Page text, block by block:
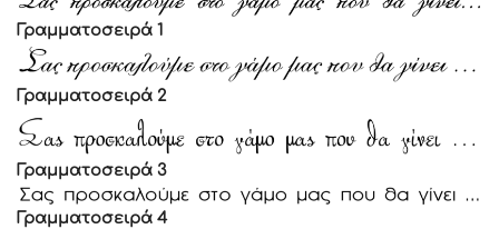
Γραμματοσειρά 1
Γραμματοσειρά 2
Γραμματοσειρά 3
Γραμματοσειρά 4